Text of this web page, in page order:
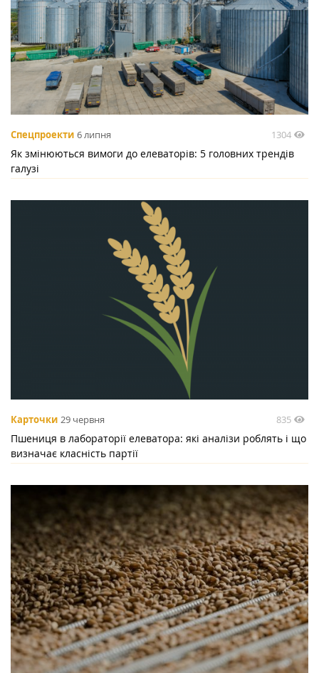
Спецпроекти 6 липня 1304
Як змінюються вимоги до елеваторів: 5 головних трендів
галузі
Карточки 29 червня 835
Пшениця в лабораторії елеватора: які аналізи роблять і що
визначає класність партії